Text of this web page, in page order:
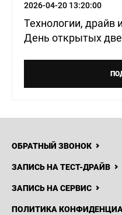
2026-04-20 13:20:00
Технологии, драйв
День открытых
ОБРАТНЫЙ ЗВОНОК
ЗАПИСЬ НА ТЕСТ-ДРАЙВ
ЗАПИСЬ НА СЕРВИС
ПОЛИТИКА